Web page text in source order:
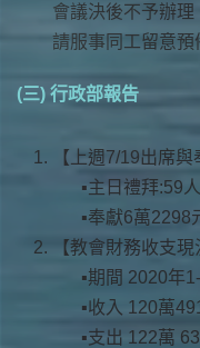
會議決後不予辦理
請服事同工留意預
(三) 行政部報告
【上週7/19出席與
主日禮拜:59人
奉獻6萬2298
【教會財務收支現
期間 2020年
收入 120萬
支出 122萬